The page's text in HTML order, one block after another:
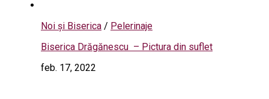
Noi și Biserica / Pelerinaje
Biserica Drăgănescu – Pictura din suflet
feb. 17, 2022